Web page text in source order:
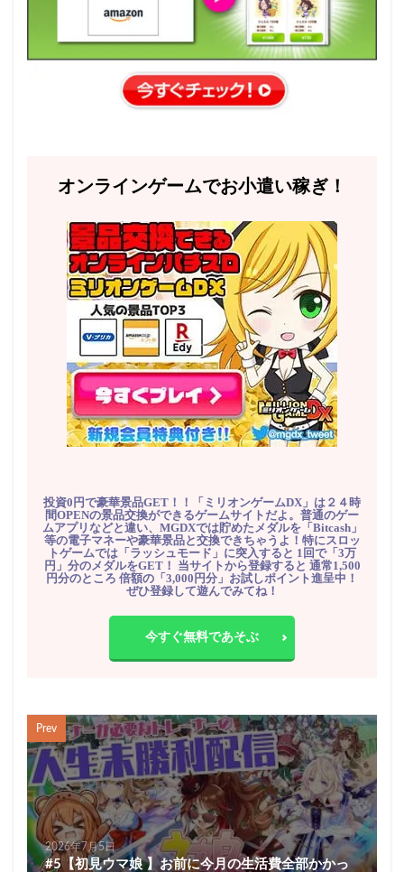
オンラインゲームでお小遣い稼ぎ！
投資0円で豪華景品GET！！「ミリオンゲームDX」は２４時
間OPENの景品交換ができるゲームサイトだよ。普通のゲー
ムアプリなどと違い、MGDXでは貯めたメダルを「Bitcash」
等の電子マネーや豪華景品と交換できちゃうよ！特にスロッ
トゲームでは「ラッシュモード」に突入すると 1回で「3万
円」分のメダルをGET！ 当サイトから登録すると 通常1,500
円分のところ 倍額の「3,000円分」お試しポイント進呈中！
ぜひ登録して遊んでみてね！
今すぐ無料であそぶ
Prev
2026年7月5日
#5【初見ウマ娘 】お前に今月の生活費全部かかっ